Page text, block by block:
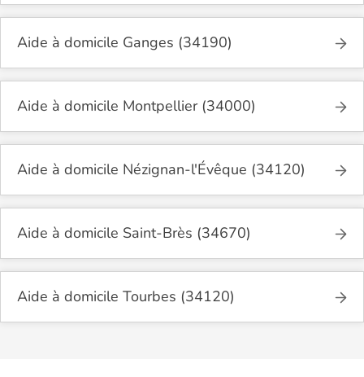
Aide à domicile Ganges (34190)
Aide à domicile Montpellier (34000)
Aide à domicile Nézignan-l'Évêque (34120)
Aide à domicile Saint-Brès (34670)
Aide à domicile Tourbes (34120)